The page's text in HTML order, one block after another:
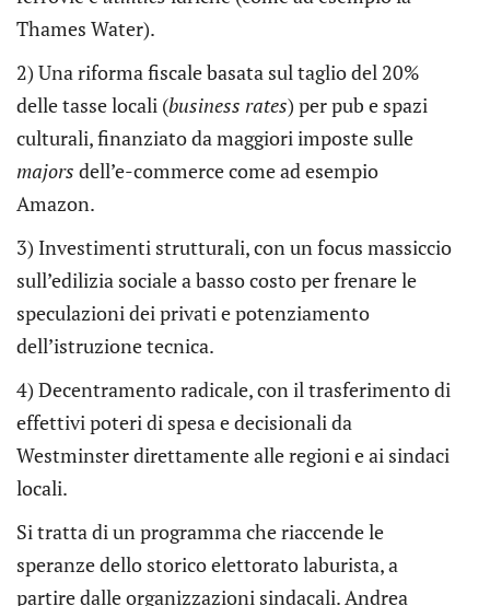
Thames Water).
2) Una riforma fiscale basata sul taglio del 20%
delle tasse locali (business rates) per pub e spazi
culturali, finanziato da maggiori imposte sulle
majors dell’e-commerce come ad esempio
Amazon.
3) Investimenti strutturali, con un focus massiccio
sull’edilizia sociale a basso costo per frenare le
speculazioni dei privati e potenziamento
dell’istruzione tecnica.
4) Decentramento radicale, con il trasferimento di
effettivi poteri di spesa e decisionali da
Westminster direttamente alle regioni e ai sindaci
locali.
Si tratta di un programma che riaccende le
speranze dello storico elettorato laburista, a
partire dalle organizzazioni sindacali. Andrea